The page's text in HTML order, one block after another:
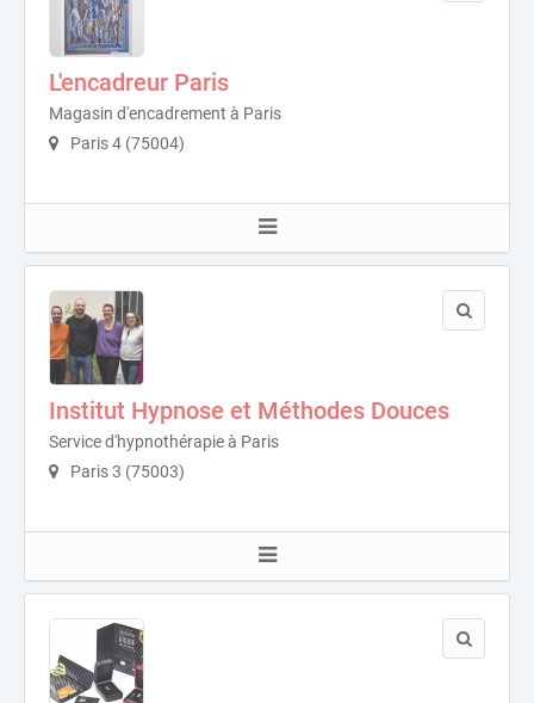
L'encadreur Paris
Magasin d'encadrement à Paris
Paris 4 (75004)
Institut Hypnose et Méthodes Douces
Service d'hypnothérapie à Paris
Paris 3 (75003)